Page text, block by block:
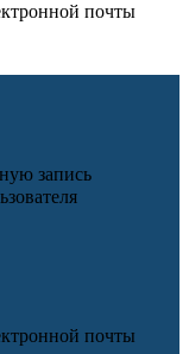
почты
запись
почты